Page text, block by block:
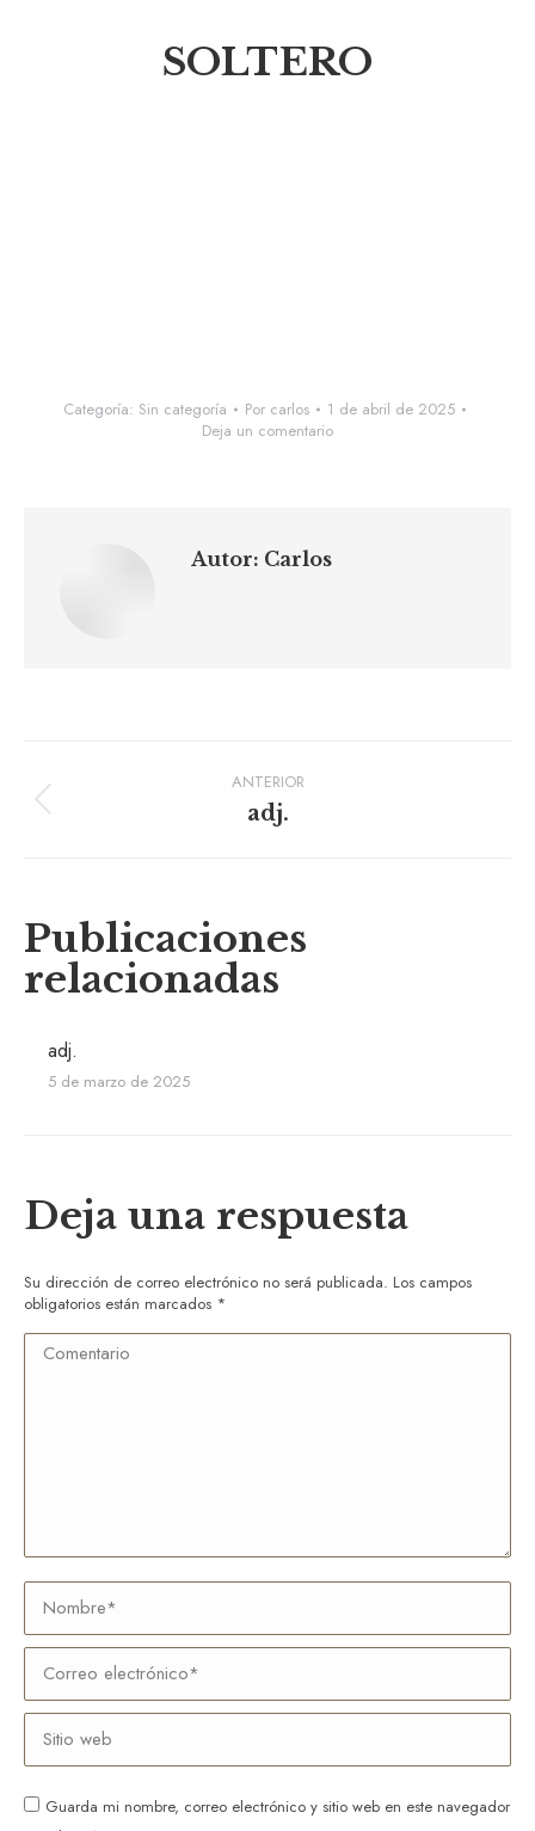
SOLTERO
Categoría: Sin categoría Por carlos
1 de abril de 2025
Deja un comentario
Autor: Carlos
Navegación
de
ANTERIOR
Publicación
adj.
Publicaciones
relacionadas
adj.
5 de marzo de 2025
Deja una respuesta
Su dirección de correo electrónico no será publicada. Los campos
obligatorios están marcados *
Comentario
Nombre *
Correo electrónico *
Sitio web
Guarda mi nombre, correo electrónico y sitio web en este navegador